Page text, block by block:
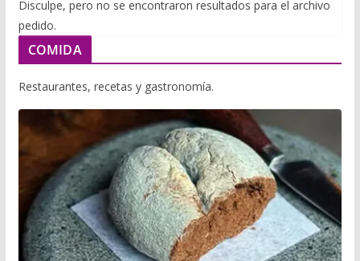
Disculpe, pero no se encontraron resultados para el archivo
pedido.
COMIDA
Restaurantes, recetas y gastronomía.
m
a
t
r